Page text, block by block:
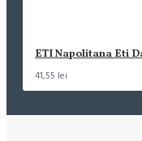
ETI Napolitana Eti
41,55 lei